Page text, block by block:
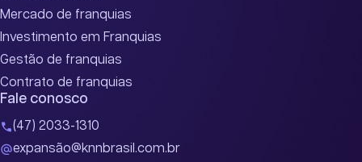
Mercado de franquias
Investimento em Franquias
Gestão de franquias
Contrato de franquias
Fale conosco
(47) 2033-1310
expansão@knnbrasil.com.br